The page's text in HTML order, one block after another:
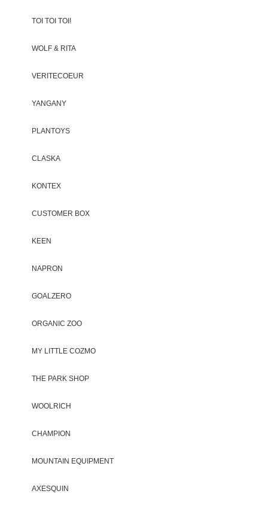
TOI TOI TOI!
WOLF & RITA
VERITECOEUR
YANGANY
PLANTOYS
CLASKA
KONTEX
CUSTOMER BOX
KEEN
NAPRON
GOALZERO
ORGANIC ZOO
MY LITTLE COZMO
THE PARK SHOP
WOOLRICH
CHAMPION
MOUNTAIN EQUIPMENT
AXESQUIN